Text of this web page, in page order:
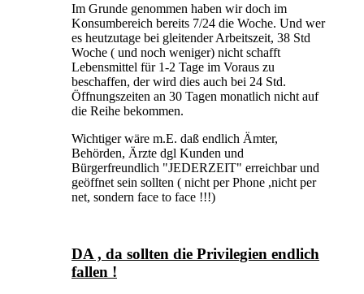
Im Grunde genommen haben wir doch im
Konsumbereich bereits 7/24 die Woche. Und wer
es heutzutage bei gleitender Arbeitszeit, 38 Std
Woche ( und noch weniger) nicht schafft
Lebensmittel für 1-2 Tage im Voraus zu
beschaffen, der wird dies auch bei 24 Std.
Öffnungszeiten an 30 Tagen monatlich nicht auf
die Reihe bekommen.
Wichtiger wäre m.E. daß endlich Ämter,
Behörden, Ärzte dgl Kunden und
Bürgerfreundlich "JEDERZEIT" erreichbar und
geöffnet sein sollten ( nicht per Phone ,nicht per
net, sondern face to face !!!)
DA , da sollten die Privilegien endlich
fallen !